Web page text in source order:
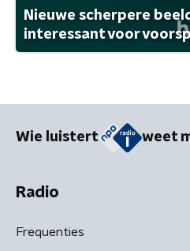
Nieuwe scherpere
interessant voor
Wie luistert weet
Radio
Frequenties